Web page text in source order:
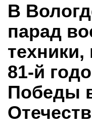
В
парад
81-й
Победы